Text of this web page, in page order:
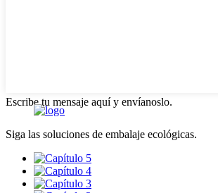
Escribe tu mensaje aquí y envíanoslo.
Siga las soluciones de embalaje ecológicas.